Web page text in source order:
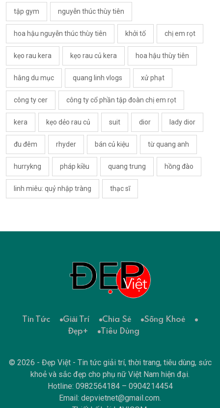
tập gym nguyễn thúc thùy tiên
hoa hậu nguyễn thúc thùy tiên khởi tố chị em rọt
kẹo rau kera kẹo rau củ kera hoa hậu thùy tiên
hằng du mục quang linh vlogs xử phạt
công ty cer công ty cổ phần tập đoàn chị em rọt
kera kẹo dẻo rau củ suit dior lady dior
đu đêm rhyder bán củ kiệu từ quang anh
hurrykng pháp kiều quang trung hồng đào
linh miêu: quỷ nhập tràng thạc sĩ
Tin Tức Giải Trí Chia Sẻ
Sống Khoẻ
Đẹp+
Tiêu Dùng
© 2026 - Đẹp Việt - Tin tức giải trí, thời trang, tiêu dùng, sức
khoẻ và sắc đẹp cho phụ nữ Việt Nam hiện đại.
Hotline: 0982564184 – 0904214454
Email: depvietnet@gmail.com.